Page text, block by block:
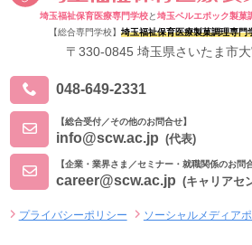
埼玉福祉保育医療専門学校と埼玉ベルエポック製菓
【総合専門学校】 埼玉福祉保育医療製菓調理専門
〒330-0845 埼玉県さいたま市
048-649-2331
【総合受付／その他のお問合せ】
info@scw.ac.jp (代表)
【企業・業界さま／セミナー・就職関係のお問
career@scw.ac.jp (キャリアセ
プライバシーポリシー ソーシャルメディア